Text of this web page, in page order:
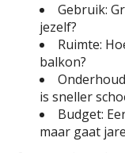
Gebruik:
jezelf?
Ruimte:
balkon?
is sneller
Budget:
maar gaat